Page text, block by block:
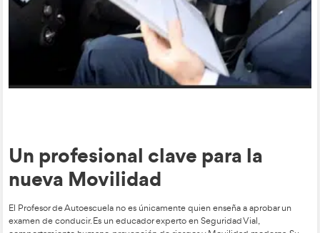
En 2026 se espera un incremento notable de alumnos,
conductores profesionales, lo que convierte este momento
oportunidad especialmente favorable para quienes desean